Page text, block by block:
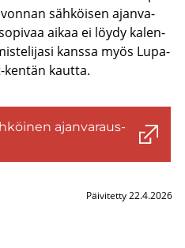
säh­köi­sen ajan­va­
aikaa ei löydy ka­len­
kans­sa myös Lu­pa­
​kentän kaut­ta.
ajan­va­raus­
Päivitetty 22.4.2026